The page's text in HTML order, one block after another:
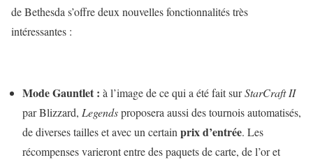
de Bethesda s’offre deux nouvelles fonctionnalités très
intéressantes :
Mode Gauntlet : à l’image de ce qui a été fait surStarCraft II
par Blizzard, Legendsproposera aussi des tournois automatisés,
de diverses tailles et avec un certain prix d’entrée. Les
récompenses varieront entre des paquets de carte, de l’or et